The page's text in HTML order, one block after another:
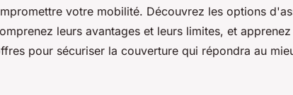
votre mobilité. Découvrez les options
leurs avantages et leurs limites, et apprenez
pour sécuriser la couverture qui répondra au